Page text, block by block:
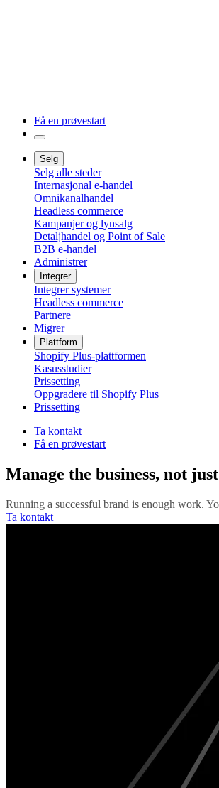
Få en prøvestart
Selg
Selg alle steder
Internasjonal e-handel
Omnikanalhandel
Headless commerce
Kampanjer og lynsalg
Detaljhandel og Point of Sale
B2B e-handel
Administrer
Integrer
Integrer systemer
Headless commerce
Partnere
Migrer
Plattform
Shopify Plus-plattformen
Kasusstudier
Prissetting
Oppgradere til Shopify Plus
Prissetting
Ta kontakt
Få en prøvestart
Manage the business, not
Running a successful brand is enough work.
Ta kontakt